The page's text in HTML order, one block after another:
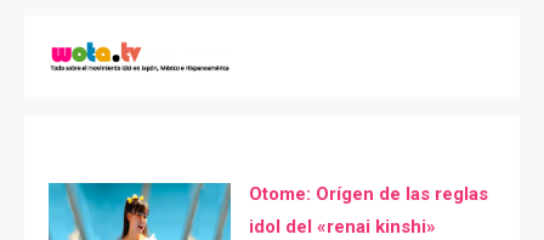
Otome: Orígen de las reglas
idol del «renai kinshi»